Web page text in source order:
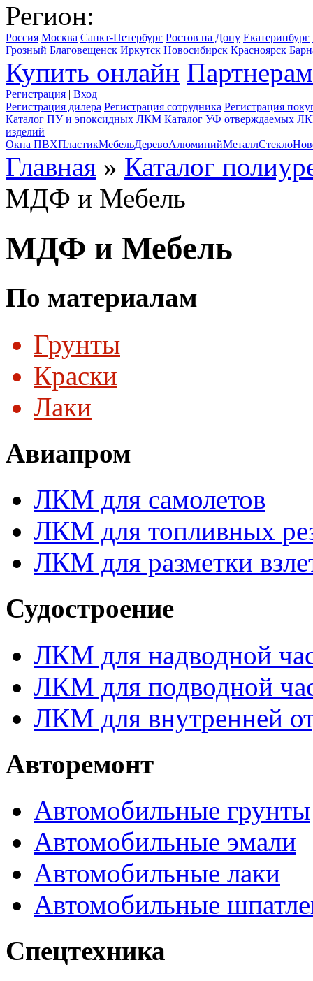
Регион:
Россия Москва Санкт-Петербург Ростов на Дону Екатеринбург
Грозный Благовещенск Иркутск Новосибирск Красноярск
Купить онлайн Партнерам
Регистрация | Вход
Регистрация дилера Регистрация сотрудника Регистрация
Каталог ПУ и эпоксидных ЛКМ Каталог УФ отверждаемых
изделий
Окна ПВХПластикМебельДеревоАлюминийМеталлСтекло
Главная » Каталог
МДФ и Мебель
МДФ и Мебель
По материалам
Грунты
Краски
Лаки
Авиапром
ЛКМ для самолетов
ЛКМ для топливных
ЛКМ для разметки
Судостроение
ЛКМ для надводной
ЛКМ для подводной
ЛКМ для внутренней
Авторемонт
Автомобильные грунты
Автомобильные эмали
Автомобильные лаки
Автомобильные
Спецтехника